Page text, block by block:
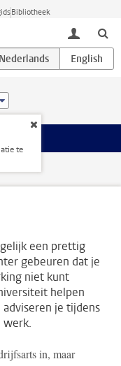
Bibliotheek
toggle
te
een prettig
gebeuren dat je
niet kunt
helpen
adviseren je tijdens
werk.
in, maar